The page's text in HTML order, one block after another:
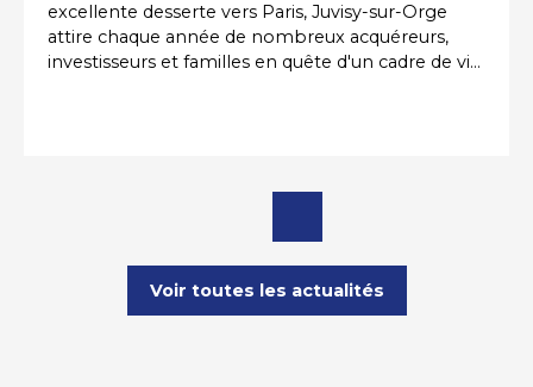
excellente desserte vers Paris, Juvisy-sur-Orge
attire chaque année de nombreux acquéreurs,
investisseurs et familles en quête d'un cadre de vie
immobilier, il est essentiel de connaître les
souhaitiez acheter, vendre ou investir, certains
quartiers bénéficient d'une attractivité
particulièrement forte sur le marché immobilier à
Juvisy-sur-Orge.
Voir toutes les actualités